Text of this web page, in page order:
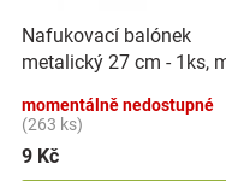
Nafukovací balónek
metalický 27 cm - 1ks,
momentálně nedostupné
(263 ks)
9 Kč